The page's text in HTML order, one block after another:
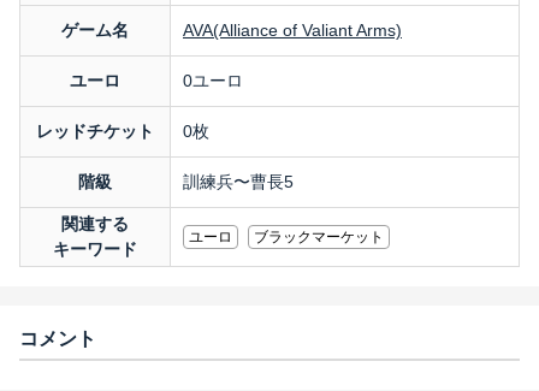
ゲーム名 AVA(Alliance of Valiant Arms)
ユーロ 0ユーロ
レッドチケット 0枚
階級 訓練兵〜曹長5
関連する
キーワード
ユーロ ブラックマーケット
コメント